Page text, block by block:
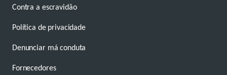
Contra a escravidão
Política de privacidade
Denunciar má conduta
Fornecedores